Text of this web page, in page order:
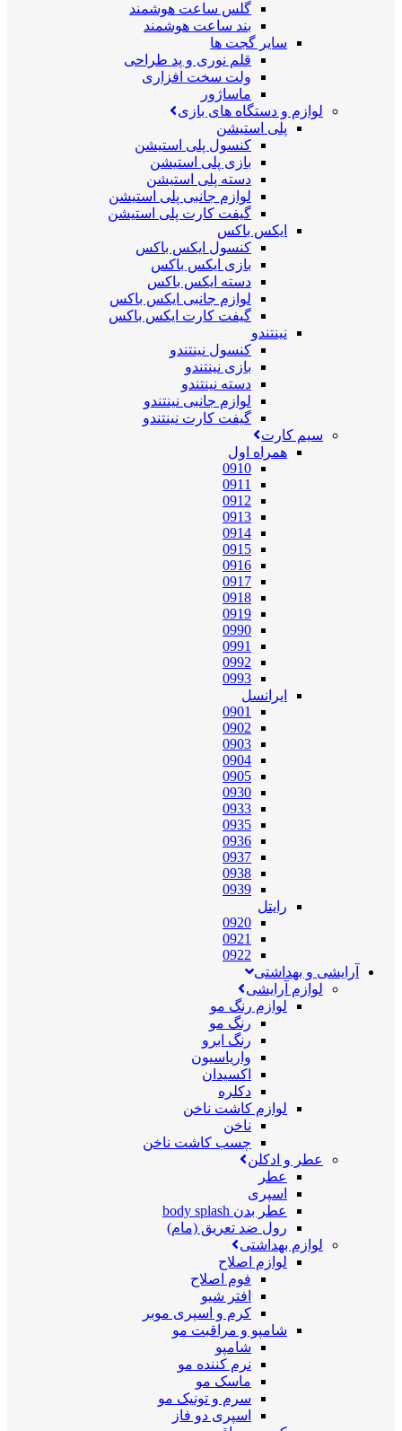
گلس ساعت هوشمند
بند ساعت هوشمند
سایر گجت ها
قلم نوری و پد طراحی
ولت سخت افزاری
ماساژور
لوازم و دستگاه های بازی
پلی استیشن
کنسول پلی استیشن
بازی پلی استیشن
دسته پلی استیشن
لوازم جانبی پلی استیشن
گیفت کارت پلی استیشن
ایکس باکس
کنسول ایکس باکس
بازی ایکس باکس
دسته ایکس باکس
لوازم جانبی ایکس باکس
گیفت کارت ایکس باکس
نینتندو
کنسول نینتندو
بازی نینتندو
دسته نینتندو
لوازم جانبی نینتندو
گیفت کارت نینتندو
سیم کارت
همراه اول
0910
0911
0912
0913
0914
0915
0916
0917
0918
0919
0990
0991
0992
0993
ایرانسل
0901
0902
0903
0904
0905
0930
0933
0935
0936
0937
0938
0939
رایتل
0920
0921
0922
آرایشی و بهداشتی
لوازم آرایشی
لوازم رنگ مو
رنگ مو
رنگ ابرو
واریاسیون
اکسیدان
دکلره
لوازم کاشت ناخن
ناخن
چسب کاشت ناخن
عطر و ادکلن
عطر
اسپری
عطر بدن body splash
رول ضد تعریق (مام)
لوازم بهداشتی
لوازم اصلاح
فوم اصلاح
افتر شیو
کرم و اسپری موبر
شامپو و مراقبت مو
شامپو
نرم کننده مو
ماسک مو
سرم و تونیک مو
اسپری دو فاز